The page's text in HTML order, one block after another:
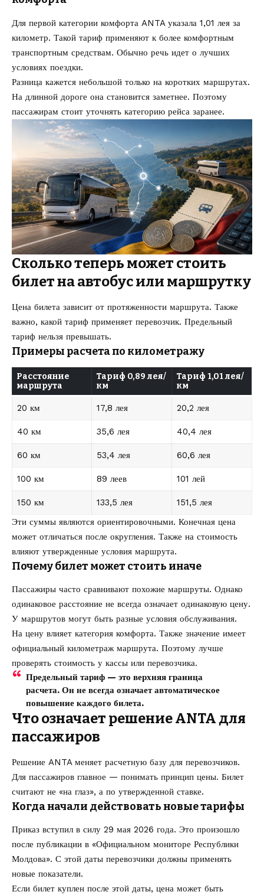
Для первой категории комфорта ANTA указала 1,01 лея за
километр. Такой тариф применяют к более комфортным
транспортным средствам. Обычно речь идет о лучших
условиях поездки.
Разница кажется небольшой только на коротких маршрутах.
На длинной дороге она становится заметнее. Поэтому
пассажирам стоит уточнять категорию рейса заранее.
Сколько теперь может стоить
билет на автобус или маршрутку
Цена билета зависит от протяженности маршрута. Также
важно, какой тариф применяет перевозчик. Предельный
тариф нельзя превышать.
Примеры расчета по километражу
Расстояние
маршрута
Тариф 0,89 лея/
км
Тариф 1,01 лея/
км
20 км 17,8 лея 20,2 лея
40 км 35,6 лея 40,4 лея
60 км 53,4 лея 60,6 лея
100 км 89 леев 101 лей
150 км 133,5 лея
151,5 лея
Эти суммы являются ориентировочными. Конечная цена
может отличаться после округления. Также на стоимость
влияют утвержденные условия маршрута.
Почему билет может стоить иначе
Пассажиры часто сравнивают похожие маршруты. Однако
одинаковое расстояние не всегда означает одинаковую цену.
У маршрутов могут быть разные условия обслуживания.
На цену влияет категория комфорта. Также значение имеет
официальный километраж маршрута. Поэтому лучше
проверять стоимость у кассы или перевозчика.
Предельный тариф — это верхняя граница
расчета. Он не всегда означает автоматическое
повышение каждого билета.
Что означает решение ANTA для
пассажиров
Решение ANTA меняет расчетную базу для перевозчиков.
Для пассажиров главное — понимать принцип цены. Билет
считают не «на глаз», а по утвержденной ставке.
Когда начали действовать новые тарифы
Приказ вступил в силу 29 мая 2026 года. Это произошло
после публикации в «Официальном мониторе Республики
Молдова». С этой даты перевозчики должны применять
новые показатели.
Если билет куплен после этой даты, цена может быть